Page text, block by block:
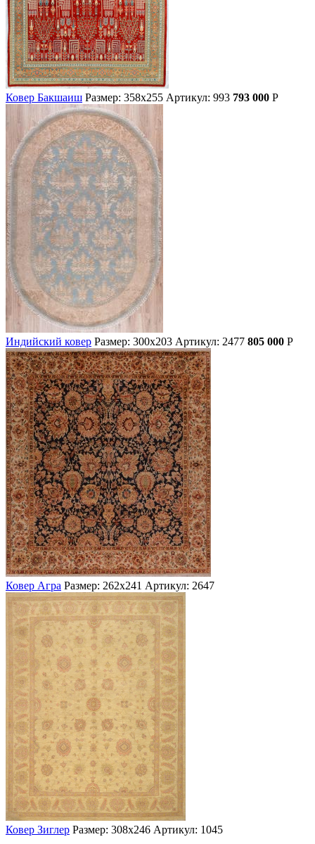
Ковер Бакшаиш Размер: 358х255 Артикул: 993 793 000 Р
Индийский ковер Размер: 300х203 Артикул: 2477 805 000 Р
Ковер Агра Размер: 262х241 Артикул: 2647
Ковер Зиглер Размер: 308х246 Артикул: 1045